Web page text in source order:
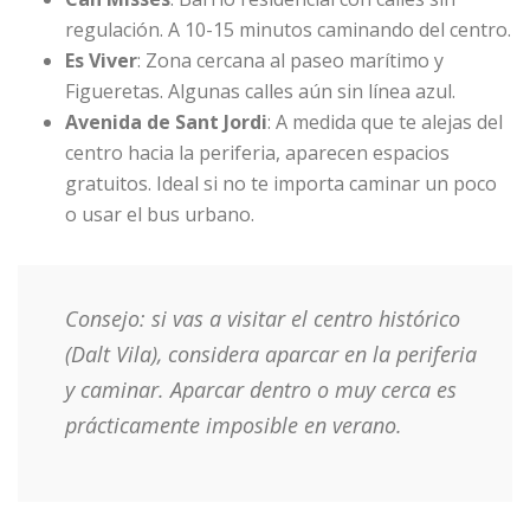
regulación. A 10-15 minutos caminando del centro.
Es Viver: Zona cercana al paseo marítimo y
Figueretas. Algunas calles aún sin línea azul.
Avenida de Sant Jordi: A medida que te alejas del
centro hacia la periferia, aparecen espacios
gratuitos. Ideal si no te importa caminar un poco
o usar el bus urbano.
Consejo: si vas a visitar el centro histórico
(Dalt Vila), considera aparcar en la periferia
y caminar. Aparcar dentro o muy cerca es
prácticamente imposible en verano.